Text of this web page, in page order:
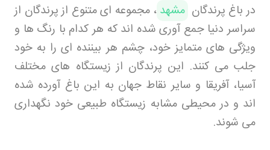
در باغ پرندگان مشهد، مجموعه ای متنوع از پرندگان از
سراسر دنیا جمع آوری شده اند که هر کدام با رنگ ها و
ویژگی های متمایز خود، چشم هر بیننده ای را به خود
جلب می کنند. این پرندگان از زیستگاه های مختلف
آسیا، آفریقا و سایر نقاط جهان به این باغ آورده شده
اند و در محیطی مشابه زیستگاه طبیعی خود نگهداری
می شوند.